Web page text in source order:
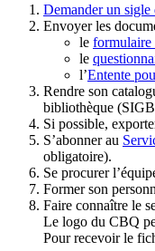
Demander un sigle
Envoyer les
le formulaire
le
l’Entente
Rendre son
bibliothèque
Si possible,
S’abonner au
obligatoire).
Se procurer
Former son
Faire connaître le
Le logo du CBQ
Pour recevoir le